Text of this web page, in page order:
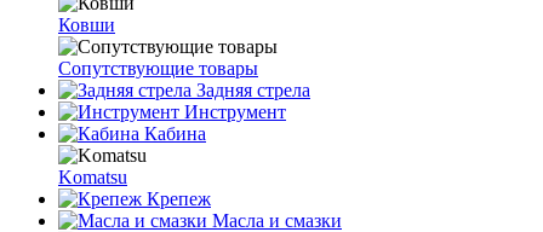
Ковши
Сопутствующие товары
Задняя стрела
Инструмент
Кабина
Komatsu
Крепеж
Масла и смазки